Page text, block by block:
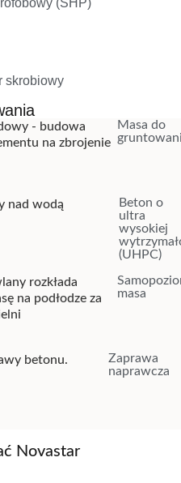
(SHP)
skrobiowy
Masa do
Beton o
ultra
wysokiej
(UHPC)
masa
Zaprawa
naprawcza
Novastar